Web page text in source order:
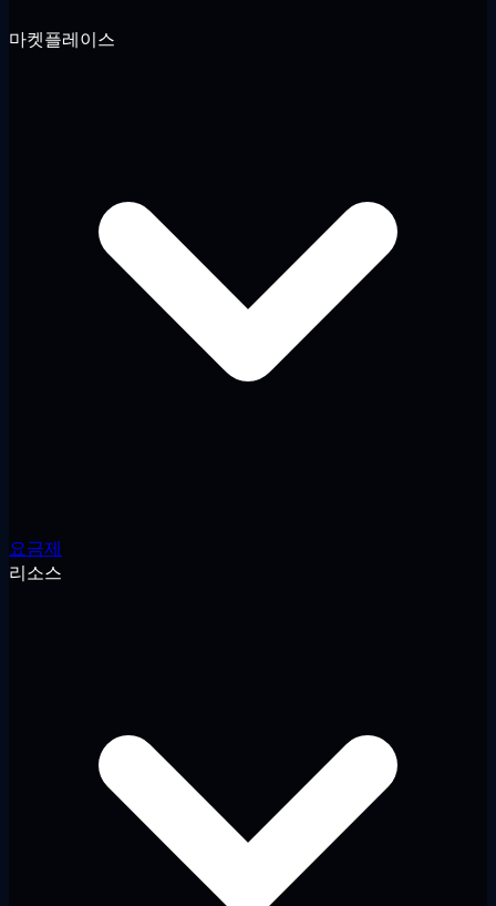
마켓플레이스
요금제
리소스